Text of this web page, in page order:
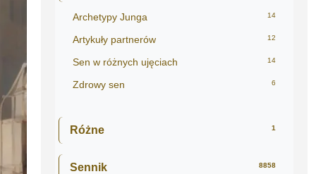
Archetypy Junga 14
Artykuły partnerów 12
Sen w różnych ujęciach 14
Zdrowy sen 6
Różne 1
Sennik 8858